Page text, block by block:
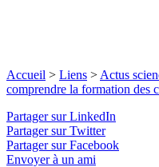
Accueil > Liens > Actus
comprendre la formation des
Partager sur LinkedIn
Partager sur Twitter
Partager sur Facebook
Envoyer à un ami